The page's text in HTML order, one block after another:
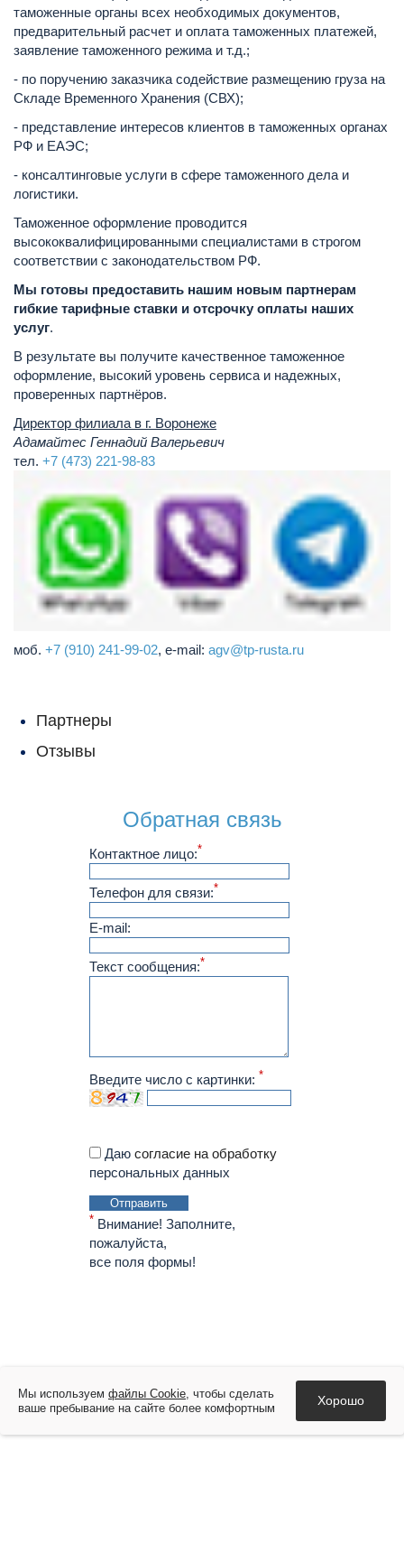
таможенные органы всех необходимых документов,
предварительный расчет и оплата таможенных платежей,
заявление таможенного режима и т.д.;
- по поручению заказчика содействие размещению груза на
Складе Временного Хранения (СВХ);
- представление интересов клиентов в таможенных органах
РФ и ЕАЭС;
- консалтинговые услуги в сфере таможенного дела и
логистики.
Таможенное оформление проводится
высококвалифицированными специалистами в строгом
соответствии с законодательством РФ.
Мы готовы предоставить нашим новым партнерам
гибкие тарифные ставки и отсрочку оплаты наших
услуг.
В результате вы получите качественное таможенное
оформление, высокий уровень сервиса и надежных,
проверенных партнёров.
Директор филиала в г. Воронеже
Адамайтес Геннадий Валерьевич
тел. +7 (473) 221-98-83
моб. +7 (910) 241-99-02, e-mail: agv@tp-rusta.ru
Партнеры
Отзывы
Обратная связь
Контактное лицо:*
Телефон для связи:*
E-mail:
Текст сообщения:*
Введите число с картинки: *
Даю согласие на обработку
персональных данных
Отправить
* Внимание! Заполните,
пожалуйста,
все поля формы!
Мы используем файлы Cookie , чтобы сделать
ваше пребывание на сайте более комфортным
Хорошо